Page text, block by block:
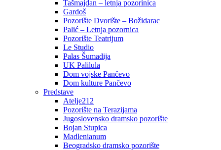
Tašmajdan – letnja pozorinica
Gardoš
Pozorište Dvorište – Božidarac
Palić – Letnja pozornica
Pozorište Teatrijum
Le Studio
Palas Šumadija
UK Palilula
Dom vojske Pančevo
Dom kulture Pančevo
Predstave
Atelje212
Pozorište na Terazijama
Jugoslovensko dramsko pozorište
Bojan Stupica
Madlenianum
Beogradsko dramsko pozorište